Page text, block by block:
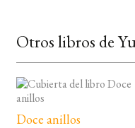
Otros libros de
Doce anillos